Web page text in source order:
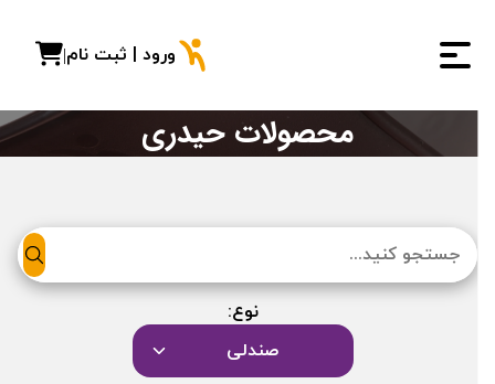
ورود | ثبت نام|
محصولات حیدری
نوع:
صندلی